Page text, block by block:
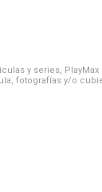
y series,
fotografías y/o